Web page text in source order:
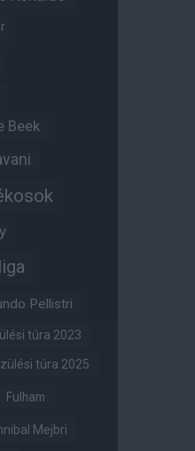
Beek
Pellistri
túra 2023
túra 2025
Fulham
Mejbri